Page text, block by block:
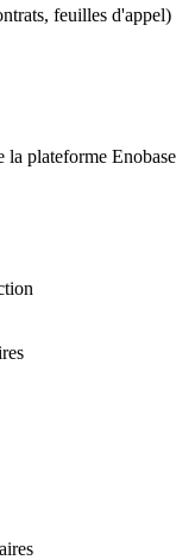
feuilles d'appel)
plateforme